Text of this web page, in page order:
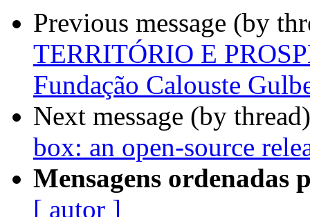
Previous message (by
TERRITÓRIO E
Fundação Calouste
Next message (by
box: an open-source
Mensagens ordenadas
[ autor ]